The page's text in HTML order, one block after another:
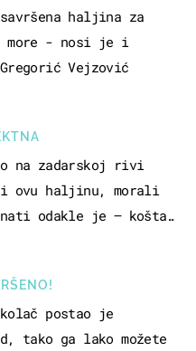
haljina za
- nosi je i
Vejzović
na zadarskoj rivi
ovu haljinu, morali
odakle je – košta
postao je
tako ga lako možete